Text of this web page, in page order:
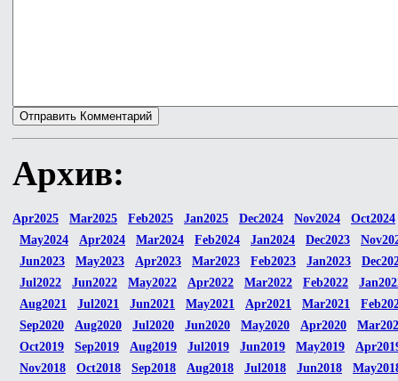
Архив:
Apr2025 Mar2025 Feb2025 Jan2025 Dec2024 Nov2024
Oct2024
May2024
Apr2024 Mar2024 Feb2024 Jan2024 Dec2023
Jun2023
May2023 Apr2023 Mar2023 Feb2023 Jan2023
Jul2022
Jun2022 May2022 Apr2022 Mar2022 Feb2022
Aug2021
Jul2021 Jun2021 May2021 Apr2021 Mar2021
Sep2020
Aug2020 Jul2020 Jun2020 May2020 Apr2020
Oct2019
Sep2019 Aug2019 Jul2019 Jun2019 May2019
Nov2018
Oct2018 Sep2018 Aug2018 Jul2018 Jun2018